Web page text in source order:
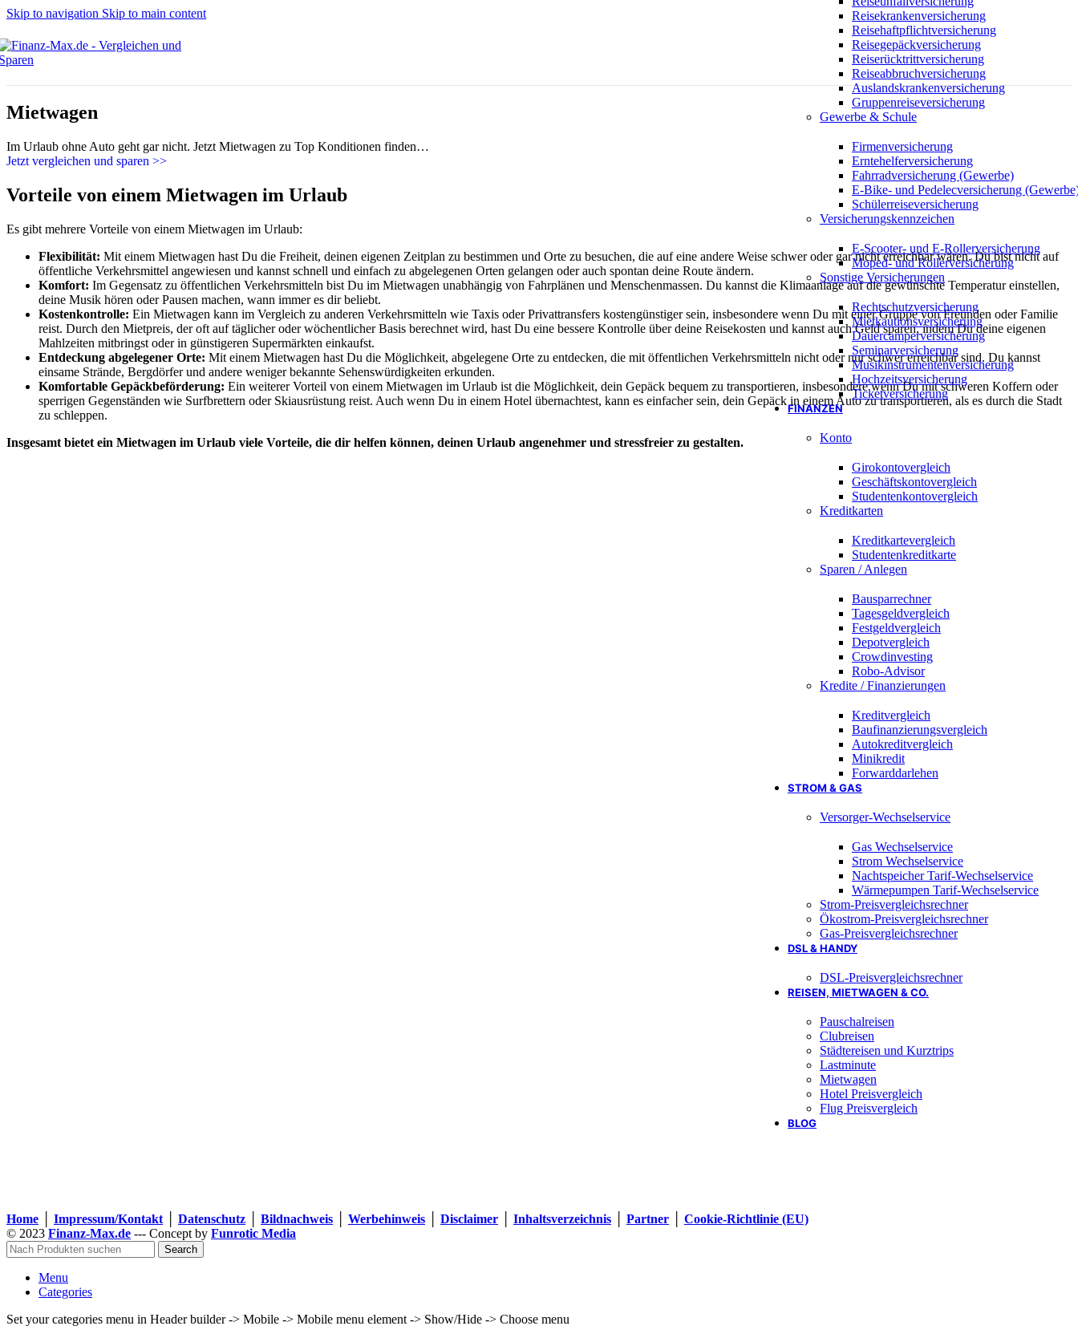
Skip to navigation Skip to main content
Reisekrankenversicherung
Reisehaftpflichtversicherung
Reisegepäckversicherung
Reiserücktrittversicherung
Reiseabbruchversicherung
Auslandskrankenversicherung
Gruppenreiseversicherung
Gewerbe & Schule
Firmenversicherung
Erntehelferversicherung
Fahrradversicherung (Gewerbe)
E-Bike- und Pedelecversicherung
Schülerreiseversicherung
Versicherungskennzeichen
E-Scooter- und E-Rollerversicherung
Moped- und Rollerversicherung
Sonstige Versicherungen
Rechtschutzversicherung
Mietkautionsversicherung
Dauercamperversicherung
Seminarversicherung
Musikinstrumentenversicherung
Hochzeitsversicherung
Ticketversicherung
FINANZEN
Konto
Girokontovergleich
Geschäftskontovergleich
Studentenkontovergleich
Kreditkarten
Kreditkartevergleich
Studentenkreditkarte
Sparen / Anlegen
Bausparrechner
Tagesgeldvergleich
Festgeldvergleich
Depotvergleich
Crowdinvesting
Robo-Advisor
Kredite / Finanzierungen
Kreditvergleich
Baufinanzierungsvergleich
Autokreditvergleich
Minikredit
Forwarddarlehen
STROM & GAS
Versorger-Wechselservice
Gas Wechselservice
Strom Wechselservice
Nachtspeicher Tarif-Wechselservice
Wärmepumpen Tarif-Wechselservice
Strom-Preisvergleichsrechner
Ökostrom-Preisvergleichsrechner
Gas-Preisvergleichsrechner
DSL & HANDY
DSL-Preisvergleichsrechner
REISEN, MIETWAGEN & CO.
Pauschalreisen
Clubreisen
Städtereisen und Kurztrips
Lastminute
Mietwagen
Hotel Preisvergleich
Flug Preisvergleich
BLOG
Mietwagen
Im Urlaub ohne Auto geht gar nicht. Jetzt Mietwagen zu Top Konditionen finden…
Jetzt vergleichen und sparen >>
Vorteile von einem Mietwagen im Urlaub
Es gibt mehrere Vorteile von einem Mietwagen im Urlaub:
Flexibilität: Mit einem Mietwagen hast Du die Freiheit, deinen eigenen Zeitplan zu bestimmen und Orte zu besuchen, die auf eine andere Weise schwer oder gar nicht erreichbar wären. Du bist nicht auf
öffentliche Verkehrsmittel angewiesen und kannst schnell und einfach zu abgelegenen Orten gelangen oder auch spontan deine Route ändern.
Komfort: Im Gegensatz zu öffentlichen Verkehrsmitteln bist Du im Mietwagen unabhängig von Fahrplänen und Menschenmassen. Du kannst die Klimaanlage auf die gewünschte Temperatur einstellen,
deine Musik hören oder Pausen machen, wann immer es dir beliebt.
Kostenkontrolle: Ein Mietwagen kann im Vergleich zu anderen Verkehrsmitteln wie Taxis oder Privattransfers kostengünstiger sein, insbesondere wenn Du mit einer Gruppe von Freunden oder Familie
reist. Durch den Mietpreis, der oft auf täglicher oder wöchentlicher Basis berechnet wird, hast Du eine bessere Kontrolle über deine Reisekosten und kannst auch Geld sparen, indem Du deine eigenen
Mahlzeiten mitbringst oder in günstigeren Supermärkten einkaufst.
Entdeckung abgelegener Orte: Mit einem Mietwagen hast Du die Möglichkeit, abgelegene Orte zu entdecken, die mit öffentlichen Verkehrsmitteln nicht oder nur schwer erreichbar sind. Du kannst
einsame Strände, Bergdörfer und andere weniger bekannte Sehenswürdigkeiten erkunden.
Komfortable Gepäckbeförderung: Ein weiterer Vorteil von einem Mietwagen im Urlaub ist die Möglichkeit, dein Gepäck bequem zu transportieren, insbesondere wenn Du mit schweren Koffern oder
sperrigen Gegenständen wie Surfbrettern oder Skiausrüstung reist. Auch wenn Du in einem Hotel übernachtest, kann es einfacher sein, dein Gepäck in einem Auto zu transportieren, als es durch die Stadt
zu schleppen.
Insgesamt bietet ein Mietwagen im Urlaub viele Vorteile, die dir helfen können, deinen Urlaub angenehmer und stressfreier zu gestalten.
Home Impressum/Kontakt Datenschutz Bildnachweis Werbehinweis Disclaimer Inhaltsverzeichnis Partner
Cookie-Richtlinie (EU)
© 2023 Finanz-Max.de --- Concept by Funrotic Media
Search
Menu
Categories
Set your categories menu in Header builder -> Mobile -> Mobile menu element -> Show/Hide -> Choose menu